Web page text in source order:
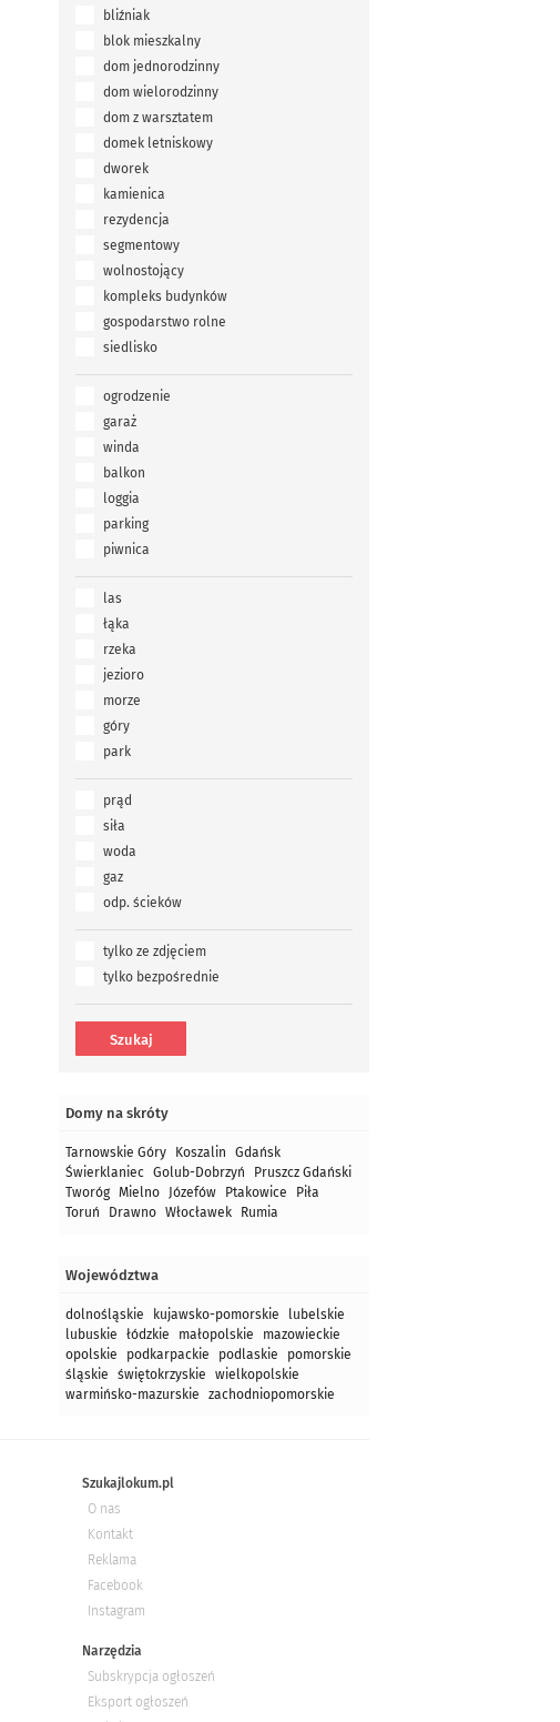
bliźniak
blok mieszkalny
dom jednorodzinny
dom wielorodzinny
dom z warsztatem
domek letniskowy
dworek
kamienica
rezydencja
segmentowy
wolnostojący
kompleks budynków
gospodarstwo rolne
siedlisko
ogrodzenie
garaż
winda
balkon
loggia
parking
piwnica
las
łąka
rzeka
jezioro
morze
góry
park
prąd
siła
woda
gaz
odp. ścieków
tylko ze zdjęciem
tylko bezpośrednie
Domy na skróty
Tarnowskie Góry Koszalin
Gdańsk
Świerklaniec Golub-Dobrzyń
Pruszcz Gdański
Tworóg Mielno Józefów Ptakowice
Piła
Toruń
Drawno Włocławek Rumia
Województwa
dolnośląskie kujawsko-pomorskie
lubelskie
lubuskie
łódzkie małopolskie
mazowieckie
opolskie
podkarpackie podlaskie
pomorskie
śląskie
świętokrzyskie
wielkopolskie
warmińsko-mazurskie
zachodniopomorskie
Szukajlokum.pl
O nas
Kontakt
Reklama
Facebook
Instagram
Narzędzia
Subskrypcja ogłoszeń
Eksport ogłoszeń